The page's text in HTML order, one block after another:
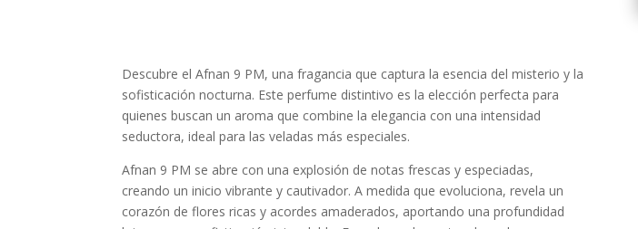
Descubre el Afnan 9 PM, una fragancia que captura la esencia del misterio y la
sofisticación nocturna. Este perfume distintivo es la elección perfecta para
quienes buscan un aroma que combine la elegancia con una intensidad
seductora, ideal para las veladas más especiales.
Afnan 9 PM se abre con una explosión de notas frescas y especiadas,
creando un inicio vibrante y cautivador. A medida que evoluciona, revela un
corazón de flores ricas y acordes amaderados, aportando una profundidad